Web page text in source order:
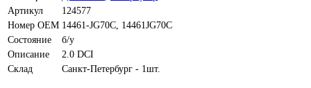
Артикул
124577
Номер OEM 14461-JG70C, 14461JG70C
Состояние
б/у
Описание
2.0 DCI
Склад
Санкт-Петербург - 1шт.